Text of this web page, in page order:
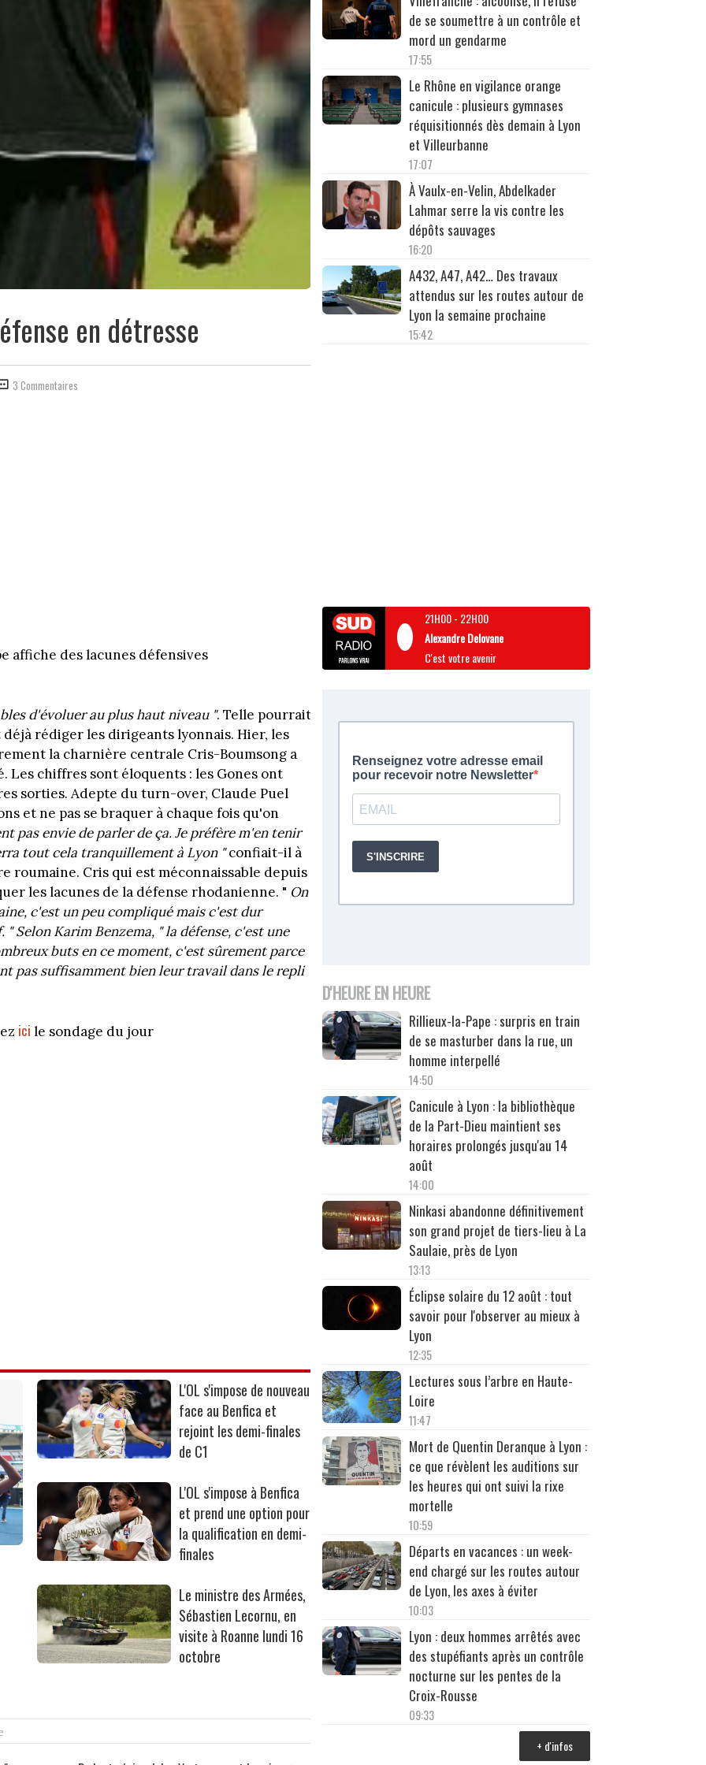
en détresse
3 Commentaires
affiche des lacunes défensives
d'évoluer au plus haut niveau ". Telle pourrait
rédiger les dirigeants lyonnais. Hier, les
la charnière centrale Cris-Boumsong a
chiffres sont éloquents : les Gones ont
sorties. Adepte du turn-over, Claude Puel
et ne pas se braquer à chaque fois qu'on
pas envie de parler de ça. Je préfère m'en tenir
tout cela tranquillement à Lyon "confiait-il à
roumaine. Cris qui est méconnaissable depuis
les lacunes de la défense rhodanienne. " On
c'est un peu compliqué mais c'est dur
"Selon Karim Benzema, " la défense, c'est une
buts en ce moment, c'est sûrement parce
pas suffisamment bien leur travail dans le repli
ici le sondage du jour
L'OL s'impose de nouveau
face au Benfica et
rejoint les demi-finales
de C1
L'OL s'impose à Benfica
et prend une option pour
la qualification en demi-
finales
Le ministre des Armées,
Sébastien Lecornu, en
visite à Roanne lundi 16
octobre
de se soumettre à un contrôle et
mord un gendarme
17:55
Le Rhône en vigilance orange
canicule : plusieurs gymnases
réquisitionnés dès demain à Lyon
et Villeurbanne
17:07
À Vaulx-en-Velin, Abdelkader
Lahmar serre la vis contre les
dépôts sauvages
16:20
A432, A47, A42… Des travaux
attendus sur les routes autour de
Lyon la semaine prochaine
15:42
21H00- 22H00
Alexandre Delovane
C'est votre avenir
D'HEURE EN HEURE
Rillieux-la-Pape : surpris en train
de se masturber dans la rue, un
homme interpellé
14:50
Canicule à Lyon : la bibliothèque
de la Part-Dieu maintient ses
horaires prolongés jusqu'au 14
août
14:00
Ninkasi abandonne définitivement
son grand projet de tiers-lieu à La
Saulaie, près de Lyon
13:13
Éclipse solaire du 12 août : tout
savoir pour l'observer au mieux à
Lyon
12:35
Lectures sous l’arbre en Haute-
Loire
11:47
Mort de Quentin Deranque à Lyon :
ce que révèlent les auditions sur
les heures qui ont suivi la rixe
mortelle
10:59
Départs en vacances : un week-
end chargé sur les routes autour
de Lyon, les axes à éviter
10:03
Lyon : deux hommes arrêtés avec
des stupéfiants après un contrôle
nocturne sur les pentes de la
Croix-Rousse
09:33
+ d'infos